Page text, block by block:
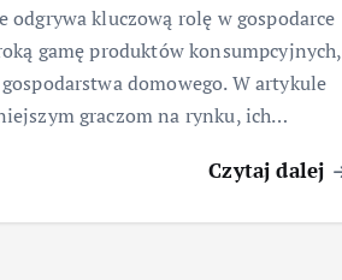
odgrywa kluczową rolę w gospodarce
gamę produktów konsumpcyjnych,
domowego. W artykule
graczom na rynku, ich…
Czytaj dalej